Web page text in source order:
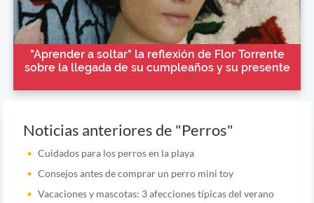
"Aprender a soltar" la reflexión de Flor Torrente
sobre la llegada de su cumpleaños y su presente
Noticias anteriores de "Perros"
Cuidados para los perros en la playa
Consejos antes de comprar un perro mini toy
Vacaciones y mascotas: 3 afecciones típicas del verano